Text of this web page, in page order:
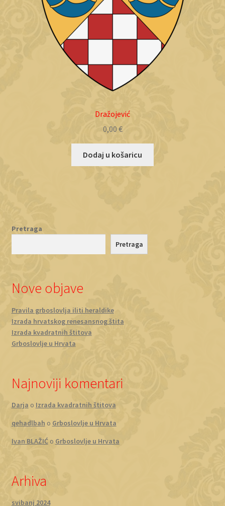
Dražojević
0,00 €
Dodaj u košaricu
Pretraga
Pretraga
Nove objave
Pravila grboslovlja iliti heraldike
Izrada hrvatskog renesansnog štita
Izrada kvadratnih štitova
Grboslovlje u Hrvata
Najnoviji komentari
Darja o Izrada kvadratnih štitova
qehadlbah o Grboslovlje u Hrvata
Ivan BLAŽIĆo Grboslovlje u Hrvata
Arhiva
svibanj 2024